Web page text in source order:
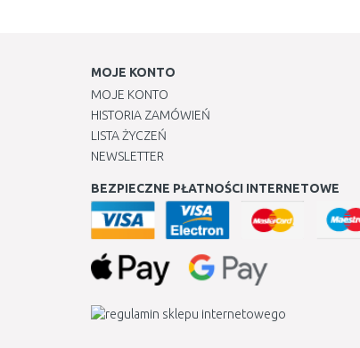
MOJE KONTO
MOJE KONTO
HISTORIA ZAMÓWIEŃ
LISTA ŻYCZEŃ
NEWSLETTER
BEZPIECZNE PŁATNOŚCI INTERNETOWE